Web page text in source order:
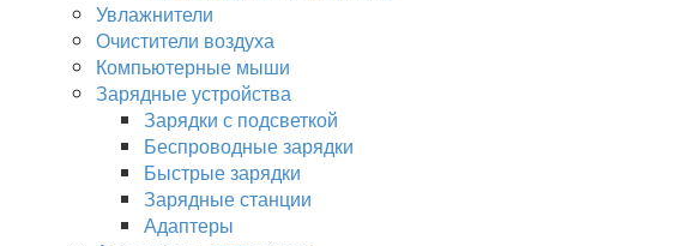
Увлажнители
Очистители воздуха
Компьютерные мыши
Зарядные устройства
Зарядки с подсветкой
Беспроводные зарядки
Быстрые зарядки
Зарядные станции
Адаптеры